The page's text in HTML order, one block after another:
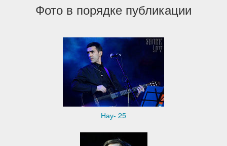
Фото в порядке публикации
Нау- 25